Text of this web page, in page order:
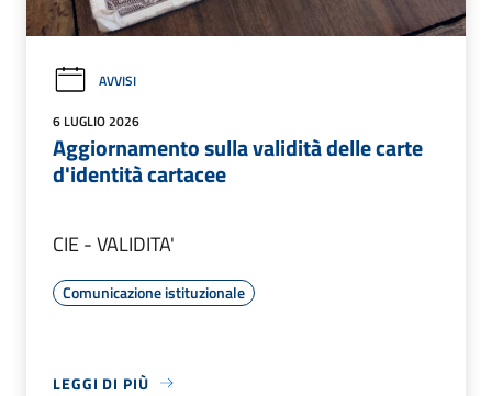
AVVISI
6 LUGLIO 2026
Aggiornamento sulla validità delle carte
d'identità cartacee
CIE - VALIDITA'
Comunicazione istituzionale
LEGGI DI PIÙ